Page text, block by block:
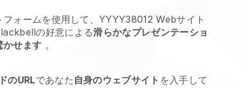
フォームを使用して、YYYY38012 Webサイト
の好意による滑らかなプレゼンテーショ
かせます 。
のURLであなた 自身のウェブサイト を入手して